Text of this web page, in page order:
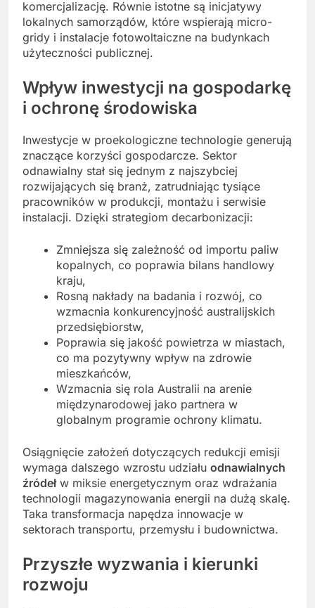
komercjalizację. Równie istotne są inicjatywy
lokalnych samorządów, które wspierają micro-
gridy i instalacje fotowoltaiczne na budynkach
użyteczności publicznej.
Wpływ inwestycji na gospodarkę
i ochronę środowiska
Inwestycje w proekologiczne technologie generują
znaczące korzyści gospodarcze. Sektor
odnawialny stał się jednym z najszybciej
rozwijających się branż, zatrudniając tysiące
pracowników w produkcji, montażu i serwisie
instalacji. Dzięki strategiom decarbonizacji:
Zmniejsza się zależność od importu paliw
kopalnych, co poprawia bilans handlowy
kraju,
Rosną nakłady na badania i rozwój, co
wzmacnia konkurencyjność australijskich
przedsiębiorstw,
Poprawia się jakość powietrza w miastach,
co ma pozytywny wpływ na zdrowie
mieszkańców,
Wzmacnia się rola Australii na arenie
międzynarodowej jako partnera w
globalnym programie ochrony klimatu.
Osiągnięcie założeń dotyczących redukcji emisji
wymaga dalszego wzrostu udziału odnawialnych
źródełw miksie energetycznym oraz wdrażania
technologii magazynowania energii na dużą skalę.
Taka transformacja napędza innowacje w
sektorach transportu, przemysłu i budownictwa.
Przyszłe wyzwania i kierunki
rozwoju